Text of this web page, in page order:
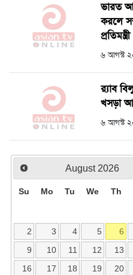
ভারত
করলে
প্রতিমন্ত্রী
৬ আগস্ট
র‍্যাব
খসড়া
৬ আগস্ট
August 2026
Su Mo Tu We Th
2
3 4 5 6
9
10 11 12 13
16
17 18 19 20